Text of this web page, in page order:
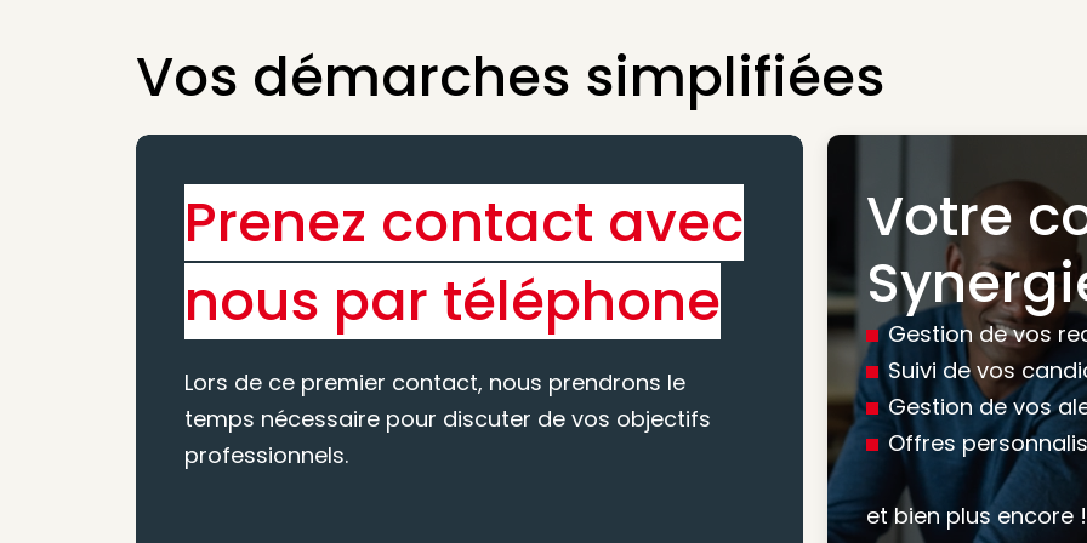
Vos démarches simplifiées
Prenez contact avec
nous par téléphone
Lors de ce premier contact, nous prendrons le
temps nécessaire pour discuter de vos objectifs
professionnels.
Nous vous
votre recherche,
mesure pour
Votre
Gestion de vos
Suivi de vos
Gestion de vos
Offres
et bien plus encore !